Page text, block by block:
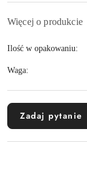
Więcej o produkcie
Ilość w opakowaniu:
Waga:
Zadaj pytanie